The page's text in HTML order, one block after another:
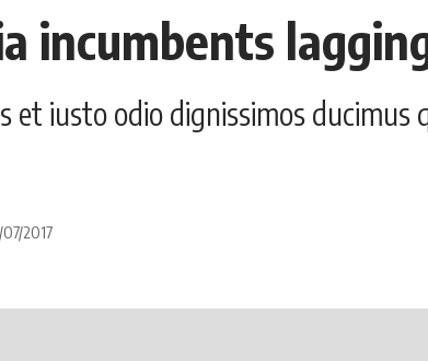
incumbents
et iusto odio dignissimos
2017